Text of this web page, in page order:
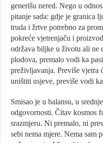
generišu nered. Nego u
pitanje sada: gdje je granica
truda i žrtve potrebno za
pokreće vjetrenjaču i
održava biljke u životu ali ne
plodova, premalo vodi ka
preživljavanja. Previše vjetra
uništiti usjeve, previše vodi
Smisao je u balansu, u
odgovornosti. Čitav kosmos
srazmjeru. Ni premalo, ni
sebi nema mjere. Nema sam